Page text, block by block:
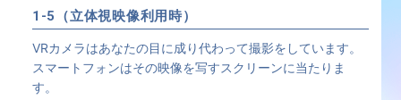
1-5（立体視映像利用時）
VRカメラはあなたの目に成り代わって撮影をしています。
スマートフォンはその映像を写すスクリーンに当たりま
す。